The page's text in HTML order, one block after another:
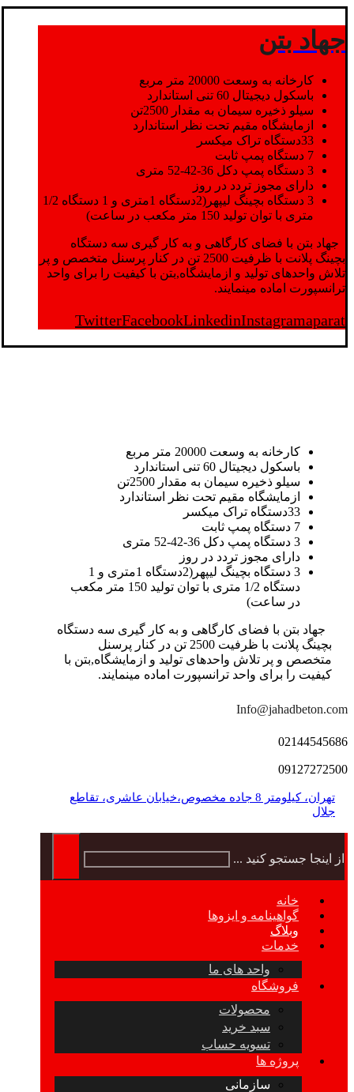
جهاد بتن
کارخانه به وسعت 20000 متر مربع
باسکول دیجیتال 60 تنی استاندارد
سیلو ذخیره سیمان به مقدار 2500تن
ازمایشگاه مقیم تحت نظر استاندارد
33دستگاه تراک میکسر
7 دستگاه پمپ ثابت
3 دستگاه پمپ دکل 36-42-52 متری
دارای مجوز تردد در روز
3 دستگاه بچینگ لیپهر(2دستگاه 1متری و 1 دستگاه 1/2
متری با توان تولید 150 متر مکعب در ساعت)
جهاد بتن با فضای کارگاهی و به کار گیری سه دستگاه
بچینگ پلانت با ظرفیت 2500 تن در کنار پرسنل متخصص و پر
تلاش واحدهای تولید و ازمایشگاه,بتن با کیفیت را برای واحد
ترانسپورت اماده مینمایند.
TwitterFacebookLinkedinInstagramaparat
کارخانه به وسعت 20000 متر مربع
باسکول دیجیتال 60 تنی استاندارد
سیلو ذخیره سیمان به مقدار 2500تن
ازمایشگاه مقیم تحت نظر استاندارد
33دستگاه تراک میکسر
7 دستگاه پمپ ثابت
3 دستگاه پمپ دکل 36-42-52 متری
دارای مجوز تردد در روز
3 دستگاه بچینگ لیپهر(2دستگاه 1متری و 1
دستگاه 1/2 متری با توان تولید 150 متر مکعب
در ساعت)
جهاد بتن با فضای کارگاهی و به کار گیری سه دستگاه
بچینگ پلانت با ظرفیت 2500 تن در کنار پرسنل
متخصص و پر تلاش واحدهای تولید و ازمایشگاه,بتن با
کیفیت را برای واحد ترانسپورت اماده مینمایند.
Info@jahadbeton.com
02144545686
09127272500
تهران، کیلومتر 8 جاده مخصوص،خیابان عاشری، تقاطع
جلال
از اینجا جستجو کنید ...
خانه
گواهینامه و ایزوها
وبلاگ
خدمات
واحد های ما
فروشگاه
محصولات
سبد خرید
تسویه حساب
پروژه ها
سازمانی